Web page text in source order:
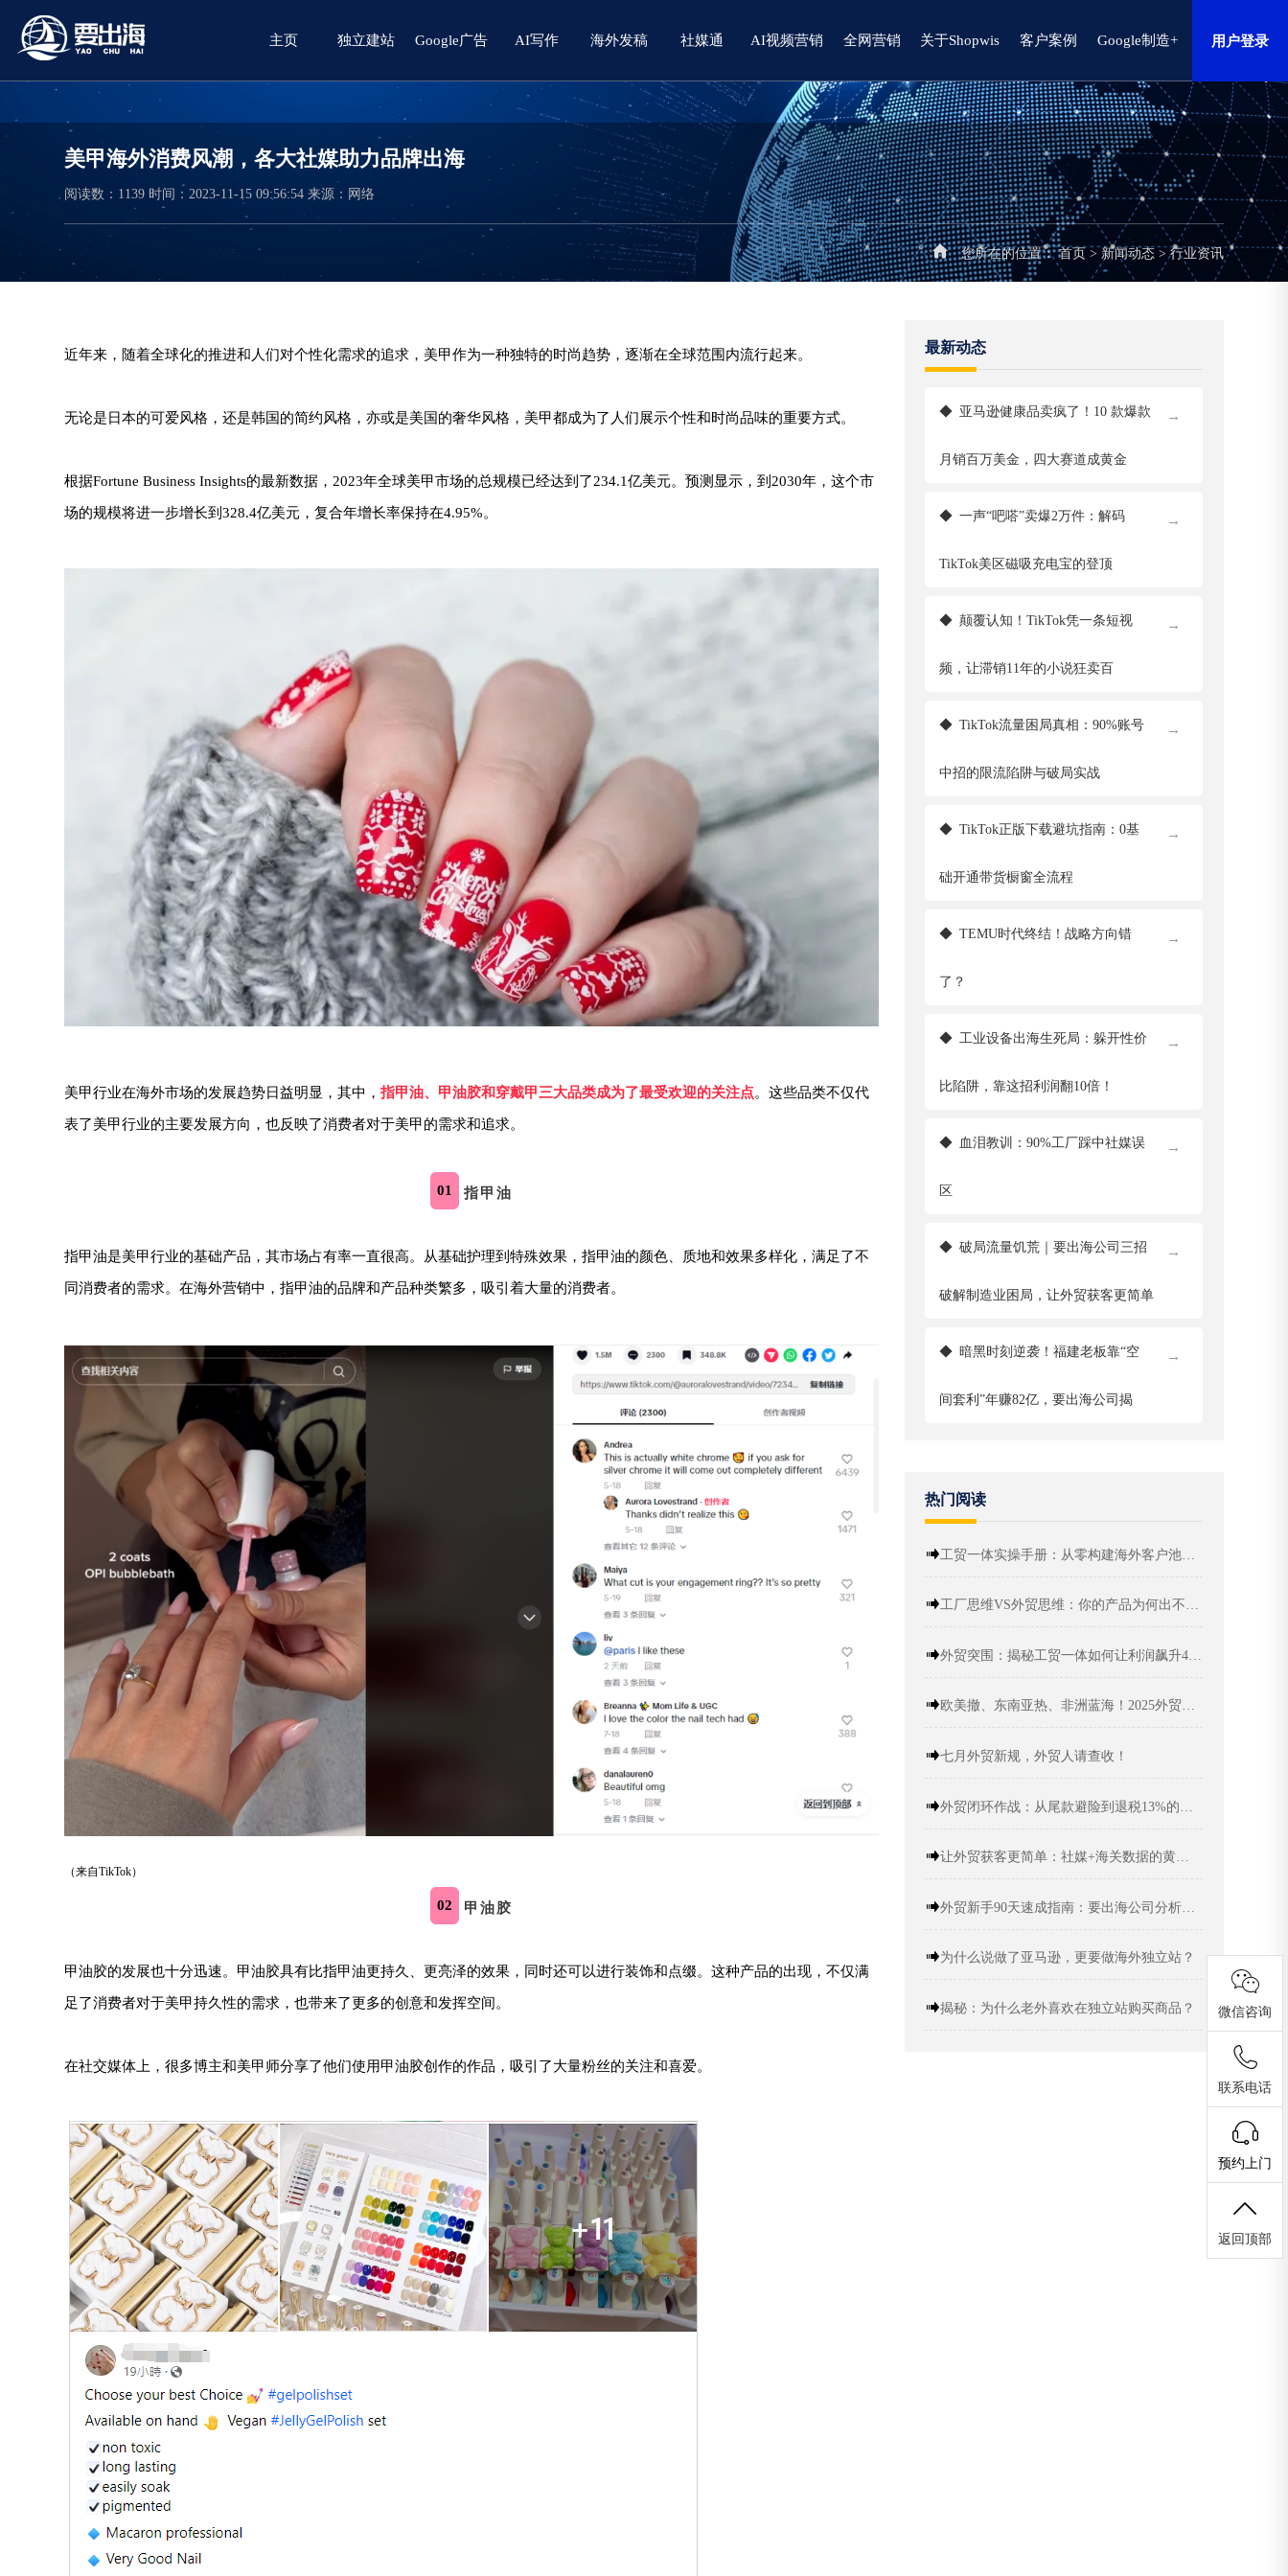
用户登录
主页 独立建站 Google广告 AI写作 海外发稿 社媒通 AI视频营销 全网营销 关于Shopwis 客户案例 Google制造+
美甲海外消费风潮，各大社媒助力品牌出海
阅读数： 1139 时间：2023-11-15 09:56:54 来源：网络
您所在的位置： 首页> 新闻动态>行业资讯
最新动态
→
◆ 亚马逊健康品卖疯了！10 款爆款
月销百万美金，四大赛道成黄金
→
◆ 一声“吧嗒”卖爆2万件：解码
TikTok美区磁吸充电宝的登顶
→
◆ 颠覆认知！TikTok凭一条短视
频，让滞销11年的小说狂卖百
→
◆ TikTok流量困局真相：90%账号
中招的限流陷阱与破局实战
→
◆ TikTok正版下载避坑指南：0基
础开通带货橱窗全流程
→
◆ TEMU时代终结！战略方向错
了？
→
◆ 工业设备出海生死局：躲开性价
比陷阱，靠这招利润翻10倍！
→
◆ 血泪教训：90%工厂踩中社媒误
区
→
◆ 破局流量饥荒｜要出海公司三招
破解制造业困局，让外贸获客更简单
→
◆ 暗黑时刻逆袭！福建老板靠“空
间套利”年赚82亿，要出海公司揭
热门阅读
工贸一体实操手册：从零构建海外客户池与终身利润
工厂思维VS外贸思维：你的产品为何出不了海？
外贸突围：揭秘工贸一体如何让利润飙升40%
欧美撤、东南亚热、非洲蓝海！2025外贸出海，这些“新大陆”藏着真金白银！
七月外贸新规，外贸人请查收！
外贸闭环作战：从尾款避险到退税13%的跨境要出海攻略
让外贸获客更简单：社媒+海关数据的黄金组合
外贸新手90天速成指南：要出海公司分析+精准定位
为什么说做了亚马逊，更要做海外独立站？
揭秘：为什么老外喜欢在独立站购买商品？
近年来，随着全球化的推进和人们对个性化需求的追求，美甲作为一种独特的时尚趋势，逐渐在全球范围内流行起来。
无论是日本的可爱风格，还是韩国的简约风格，亦或是美国的奢华风格，美甲都成为了人们展示个性和时尚品味的重要方式。
根据Fortune Business Insights的最新数据，2023年全球美甲市场的总规模已经达到了234.1亿美元。预测显示，到2030年，这个市
场的规模将进一步增长到328.4亿美元，复合年增长率保持在4.95%。
美甲行业在海外市场的发展趋势日益明显，其中，指甲油、甲油胶和穿戴甲三大品类成为了最受欢迎的关注点。这些品类不仅代
表了美甲行业的主要发展方向，也反映了消费者对于美甲的需求和追求。
01 指甲油
指甲油是美甲行业的基础产品，其市场占有率一直很高。从基础护理到特殊效果，指甲油的颜色、质地和效果多样化，满足了不
同消费者的需求。在海外营销中，指甲油的品牌和产品种类繁多，吸引着大量的消费者。
（来自TikTok）
02 甲油胶
甲油胶的发展也十分迅速。甲油胶具有比指甲油更持久、更亮泽的效果，同时还可以进行装饰和点缀。这种产品的出现，不仅满
足了消费者对于美甲持久性的需求，也带来了更多的创意和发挥空间。
在社交媒体上，很多博主和美甲师分享了他们使用甲油胶创作的作品，吸引了大量粉丝的关注和喜爱。
微信咨询
联系电话
预约上门
返回顶部